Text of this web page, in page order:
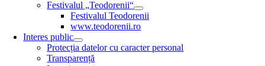
Festivalul „Teodorenii“
Festivalul Teodorenii
www.teodorenii.ro
Interes public
Protecția datelor cu caracter personal
Transparență